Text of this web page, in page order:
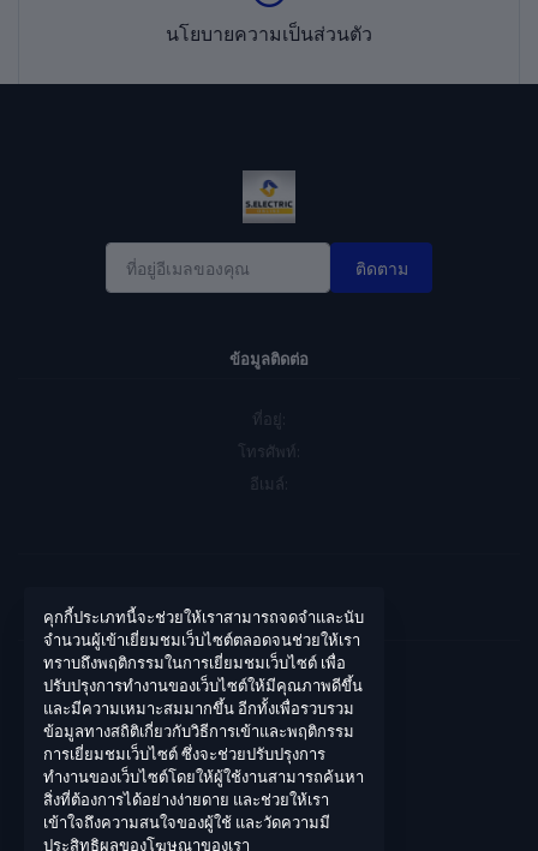
นโยบายความเป็นส่วนตัว
ติดตาม
ข้อมูลติดต่อ
ที่อยู่:
โทรศัพท์:
อีเมล์:
บัญชีของฉัน
เข้าสู่ระบบ
ประวัติการสั่งซื้อ
สิ่งที่อยากได้ของฉัน
ติดตามการสั่งซื้อ
คุกกี้ประเภทนี้จะช่วยให้เราสามารถจดจำและนับ
จำนวนผู้เข้าเยี่ยมชมเว็บไซต์ตลอดจนช่วยให้เรา
ทราบถึงพฤติกรรมในการเยี่ยมชมเว็บไซต์ เพื่อ
ปรับปรุงการทำงานของเว็บไซต์ให้มีคุณภาพดีขึ้น
และมีความเหมาะสมมากขึ้น อีกทั้งเพื่อรวบรวม
ข้อมูลทางสถิติเกี่ยวกับวิธีการเข้าและพฤติกรรม
การเยี่ยมชมเว็บไซต์ ซึ่งจะช่วยปรับปรุงการ
ทำงานของเว็บไซต์โดยให้ผู้ใช้งานสามารถค้นหา
สิ่งที่ต้องการได้อย่างง่ายดาย และช่วยให้เรา
เข้าใจถึงความสนใจของผู้ใช้ และวัดความมี
ประสิทธิผลของโฆษณาของเรา